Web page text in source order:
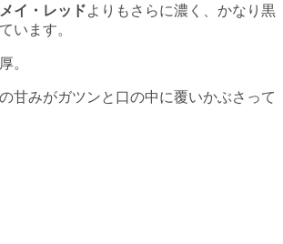
イ・レッドよりもさらに濃く、かなり黒
います。
。
甘みがガツンと口の中に覆いかぶさって